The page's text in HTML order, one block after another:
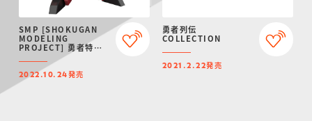
SMP [SHOKUGAN
MODELING
PROJECT] 勇者特急
マイトガイン
2022.10.24発売
勇者列伝
COLLECTION
2021.2.22発売